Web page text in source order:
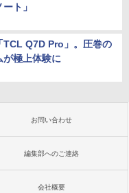
ト」
TCL Q7D Pro」。圧巻の
が極上体験に
お問い合わせ
編集部へのご連絡
会社概要